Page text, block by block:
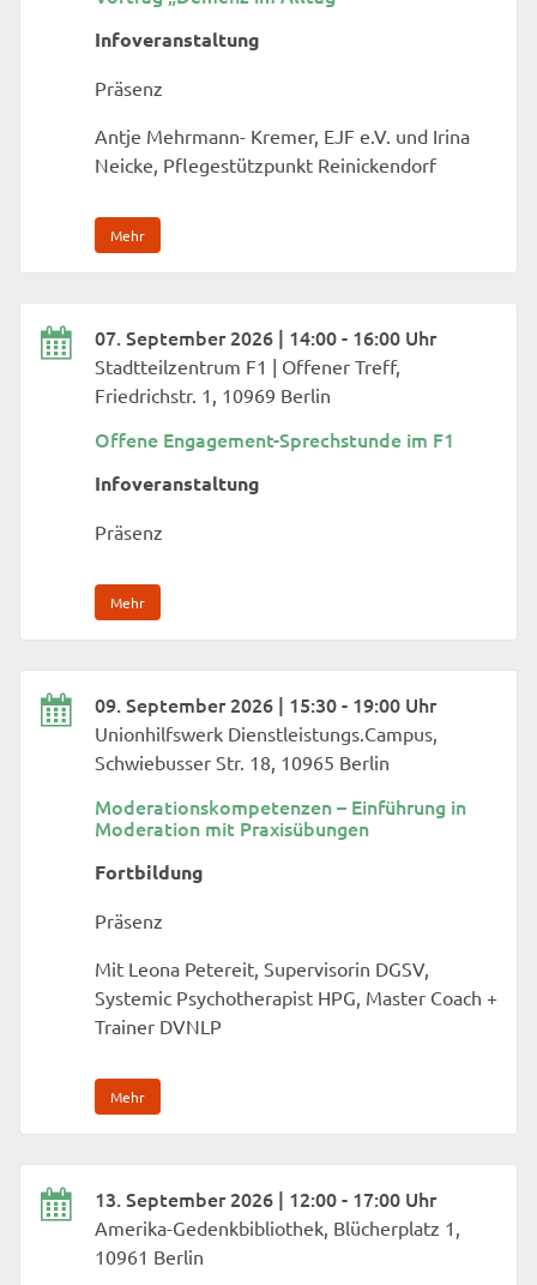
Infoveranstaltung
Präsenz
Antje Mehrmann- Kremer, EJF e.V. und Irina
Neicke, Pflegestützpunkt Reinickendorf
Mehr
07. September 2026 | 14:00 - 16:00 Uhr
Stadtteilzentrum F1 | Offener Treff,
Friedrichstr. 1, 10969 Berlin
Offene Engagement-Sprechstunde im F1
Infoveranstaltung
Präsenz
Mehr
09. September 2026 | 15:30 - 19:00 Uhr
Unionhilfswerk Dienstleistungs.Campus,
Schwiebusser Str. 18, 10965 Berlin
Moderationskompetenzen – Einführung in
Moderation mit Praxisübungen
Fortbildung
Präsenz
Mit Leona Petereit, Supervisorin DGSV,
Systemic Psychotherapist HPG, Master Coach +
Trainer DVNLP
Mehr
13. September 2026 | 12:00 - 17:00 Uhr
Amerika-Gedenkbibliothek, Blücherplatz 1,
10961 Berlin